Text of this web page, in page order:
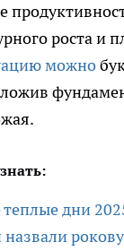
роста и
можно
дни